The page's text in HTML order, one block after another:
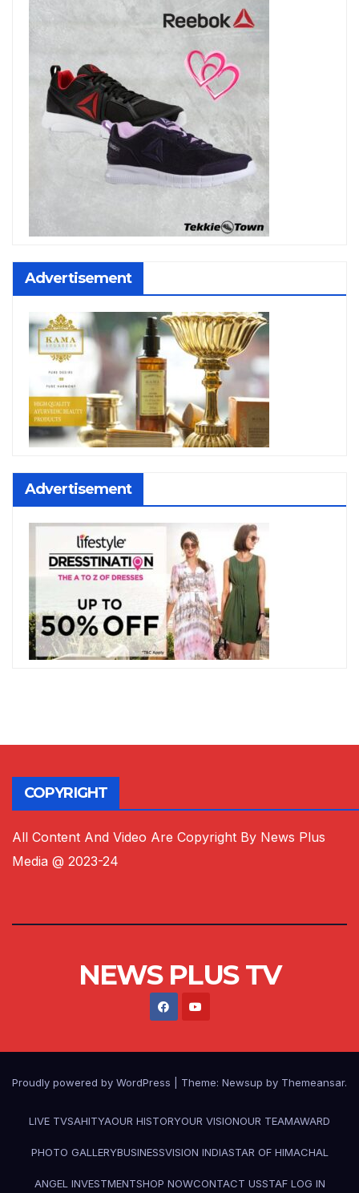
Advertisement
Advertisement
COPYRIGHT
All Content And Video Are Copyright By News Plus
Media @ 2023-24
NEWS PLUS TV
Proudly powered by WordPress Theme: Newsup by Themeansar.
LIVE TVSAHITYAOUR HISTORYOUR VISIONOUR TEAMAWARD
PHOTO GALLERYBUSINESSVISION INDIASTAR OF HIMACHAL
ANGEL INVESTMENTSHOP NOWCONTACT USSTAF LOG IN